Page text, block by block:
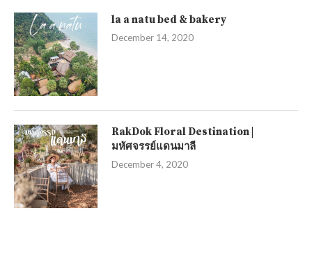
la a natu bed & bakery
December 14, 2020
RakDok Floral Destination |
มหัศจรรย์แดนมาลี
December 4, 2020